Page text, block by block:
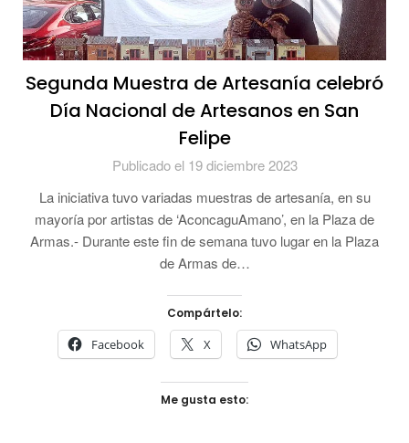
Segunda Muestra de Artesanía celebró
Día Nacional de Artesanos en San
Felipe
Publicado el 19 diciembre 2023
La iniciativa tuvo variadas muestras de artesanía, en su
mayoría por artistas de ‘AconcaguAmano’, en la Plaza de
Armas.- Durante este fin de semana tuvo lugar en la Plaza
de Armas de…
Compártelo:
Facebook X WhatsApp
Me gusta esto: